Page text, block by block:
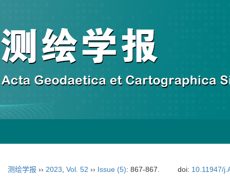
测绘学报 ›› 2023 Vol. 52 ›› Issue (5): 867-867. doi: 10.11947/